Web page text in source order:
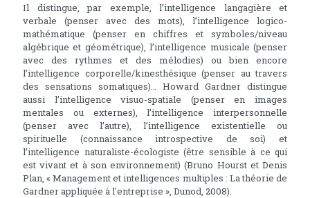
Il distingue, par exemple, l’intelligence langagière et
verbale (penser avec des mots), l’intelligence logico-
mathématique (penser en chiffres et symboles/niveau
algébrique et géométrique), l’intelligence musicale (penser
avec des rythmes et des mélodies) ou bien encore
l’intelligence corporelle/kinesthésique (penser au travers
des sensations somatiques)… Howard Gardner distingue
aussi l’intelligence visuo-spatiale (penser en images
mentales ou externes), l’intelligence interpersonnelle
(penser avec l’autre), l’intelligence existentielle ou
spirituelle (connaissance introspective de soi) et
l’intelligence naturaliste-écologiste (être sensible à ce qui
est vivant et à son environnement) (Bruno Hourst et Denis
Plan, « Management et intelligences multiples : La théorie de
Gardner appliquée à l'entreprise », Dunod, 2008).